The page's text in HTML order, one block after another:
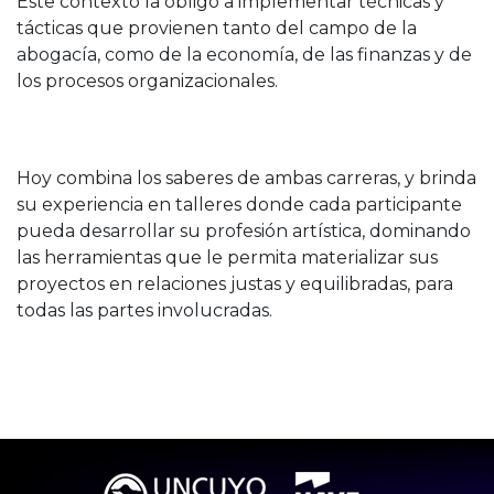
tácticas que provienen tanto del campo de la
abogacía, como de la economía, de las finanzas y de
los procesos organizacionales.
Hoy combina los saberes de ambas carreras, y brinda
su experiencia en talleres donde cada participante
pueda desarrollar su profesión artística, dominando
las herramientas que le permita materializar sus
proyectos en relaciones justas y equilibradas, para
todas las partes involucradas.